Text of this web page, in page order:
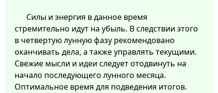
Силы и энергия в данное время
стремительно идут на убыль. В следствии этого
в четвертую лунную фазу рекомендовано
оканчивать дела, а также управлять текущими.
Свежие мысли и идеи следует отодвинуть на
начало последующего лунного месяца.
Оптимальное время для подведения итогов.